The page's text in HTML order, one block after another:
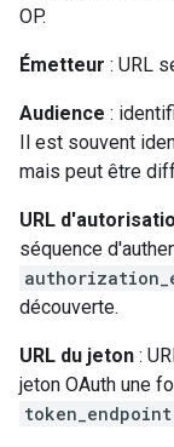
OP.
Émetteur : URL
Audience :
Il est souvent
mais peut être
URL
séquence
découverte.
URL du jeton :
jeton OAuth une
token_endpoint